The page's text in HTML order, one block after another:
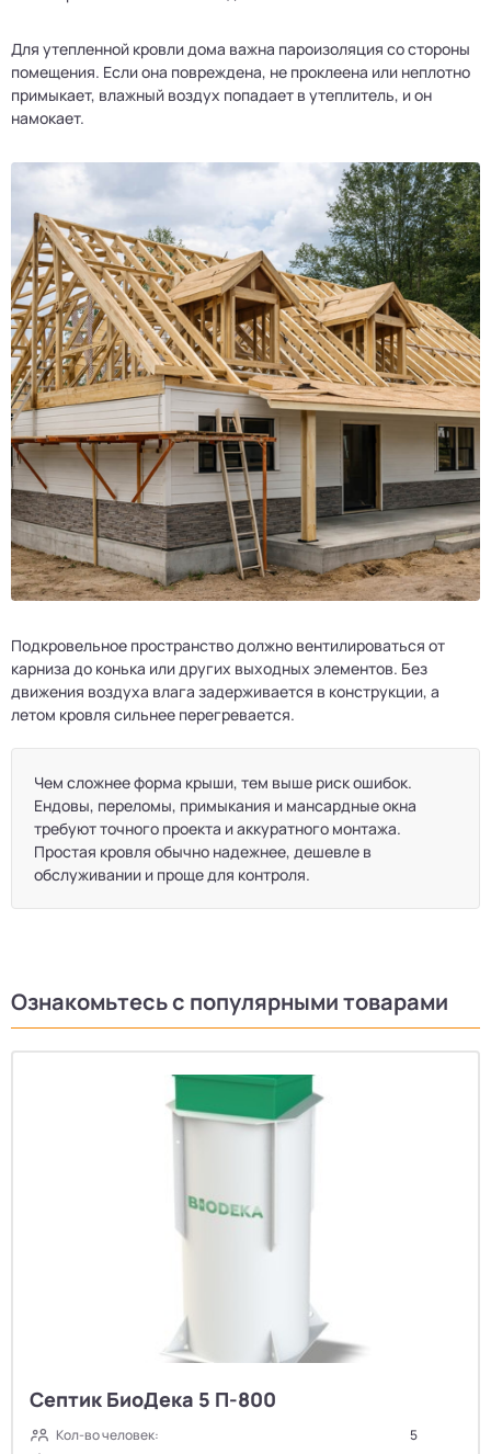
Для утепленной кровли дома важна пароизоляция со стороны
помещения. Если она повреждена, не проклеена или неплотно
примыкает, влажный воздух попадает в утеплитель, и он
намокает.
Подкровельное пространство должно вентилироваться от
карниза до конька или других выходных элементов. Без
движения воздуха влага задерживается в конструкции, а
летом кровля сильнее перегревается.
Чем сложнее форма крыши, тем выше риск ошибок.
Ендовы, переломы, примыкания и мансардные окна
требуют точного проекта и аккуратного монтажа.
Простая кровля обычно надежнее, дешевле в
обслуживании и проще для контроля.
Ознакомьтесь с популярными товарами
Септик БиоДека 5 П-800
Кол-во человек:
5